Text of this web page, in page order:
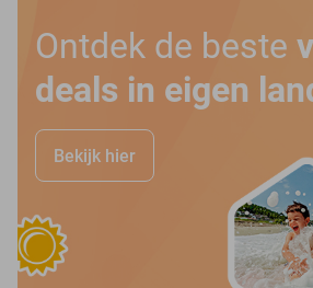
Ontdek de beste
deals in eigen
Bekijk hier